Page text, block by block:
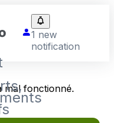
1 new
notification
mal fonctionné.